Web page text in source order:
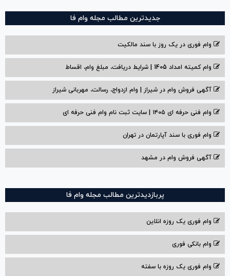
جدیدترین مطالب مجله وام فا
وام فوری در یک روز با سند مالکیت
وام کمیته امداد 1405 | شرایط دریافت، مبلغ وام، اقساط
آگهی فروش وام در شیراز | وام ازدواج، رسالت، مهربانی شیراز
وام فنی حرفه ای ۱۴۰۵ | سایت ثبت نام وام فنی حرفه ای
وام فوری با سند آپارتمان در تهران
آگهی فروش وام در مشهد
پربازدیدترین مطالب مجله وام فا
وام فوری یک روزه انلاین
وام بانکی فوری
وام فوری یک روزه با سفته